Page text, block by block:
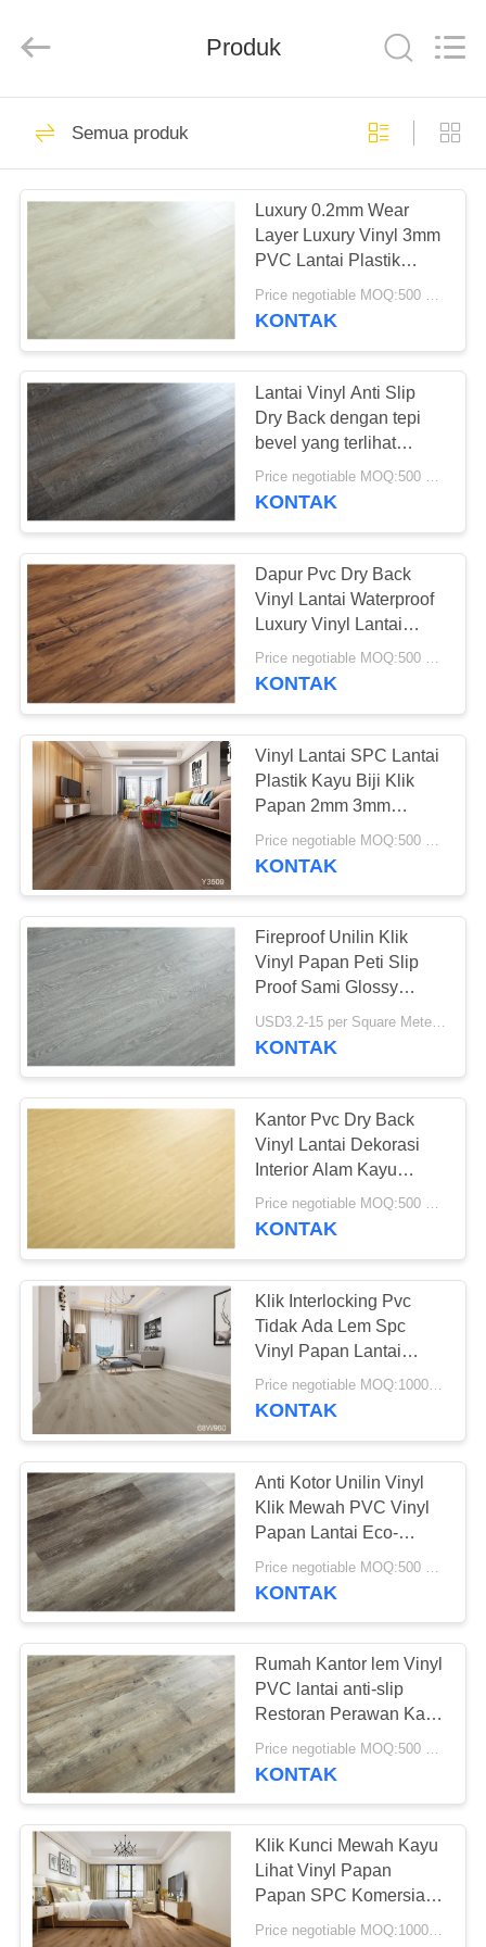
RUMAH
PRODUK
TAMPILAN
TENTANG
KITA
WISATA
PABRIK
KONTROL
KUALITAS
HUBUNGI
KAMI
BERITA
SEMUA
KASUS
QUOTE
REQUEST
SUATU
SITEMAP
KEBIJAKAN
PRIVASI
Rights
by
Lantai PVC
Fleksibel
Lantai ubin vinil
mewah
18
Lantai PVC
homogen
lantai pvc rumah
sakit
Lantai PVC Anti-
Lembar PVC anti-
statis
15
Lantai Vinyl Kering
49
Lantai Vinyl Self
Adhesive
51
Produk
Semua produk
Luxury 0.2mm Wear
Layer Luxury Vinyl 3mm
PVC Lantai Plastik
Warna Sederhana
Price negotiable MOQ:500 meter persegi
KONTAK
Lantai Vinyl Anti Slip
Dry Back dengan tepi
bevel yang terlihat
seperti lantai kayu
Price negotiable MOQ:500 meter persegi
KONTAK
Dapur Pvc Dry Back
Vinyl Lantai Waterproof
Luxury Vinyl Lantai
Perawatan Mudah
Price negotiable MOQ:500 meter persegi
KONTAK
Vinyl Lantai SPC Lantai
Plastik Kayu Biji Klik
Papan 2mm 3mm
Ketebalan
KONTAK
Fireproof Unilin Klik
Vinyl Papan Peti Slip
Proof Sami Glossy
Grained
USD3.2-15 per Square Meter MOQ:500SQM
KONTAK
Kantor Pvc Dry Back
Vinyl Lantai Dekorasi
Interior Alam Kayu
Tampilan
Price negotiable MOQ:500 meter persegi
KONTAK
Klik Interlocking Pvc
Tidak Ada Lem Spc
Vinyl Papan Lantai
Ramah Lingkungan
Price negotiable MOQ:1000 Meter Persegi
KONTAK
Anti Kotor Unilin Vinyl
Klik Mewah PVC Vinyl
Papan Lantai Eco-
Friendly
KONTAK
Rumah Kantor lem Vinyl
PVC lantai anti-slip
Restoran Perawan Kayu
Marmer
Price negotiable MOQ:500 meter persegi
KONTAK
Klik Kunci Mewah Kayu
Lihat Vinyl Papan
Papan SPC Komersial
Mewah Vinyl Tile
Price negotiable MOQ:1000 Meter Persegi